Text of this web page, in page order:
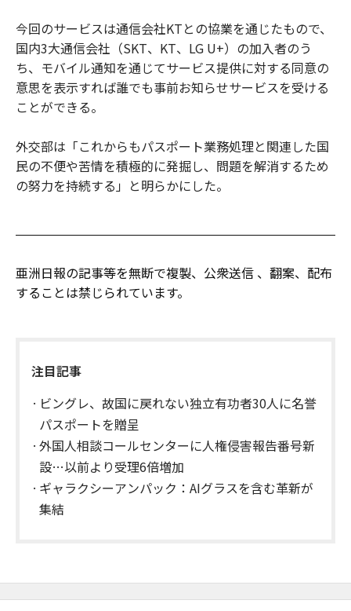
今回のサービスは通信会社KTとの協業を通じたもので、
国内3大通信会社（SKT、KT、LG U+）の加入者のう
ち、モバイル通知を通じてサービス提供に対する同意の
意思を表示すれば誰でも事前お知らせサービスを受ける
ことができる。
外交部は「これからもパスポート業務処理と関連した国
民の不便や苦情を積極的に発掘し、問題を解消するため
の努力を持続する」と明らかにした。
亜洲日報の記事等を無断で複製、公衆送信 、翻案、配布
することは禁じられています。
注目記事
ビングレ、故国に戻れない独立有功者30人に名誉
パスポートを贈呈
外国人相談コールセンターに人権侵害報告番号新
設…以前より受理6倍増加
ギャラクシーアンパック：AIグラスを含む革新が
集結